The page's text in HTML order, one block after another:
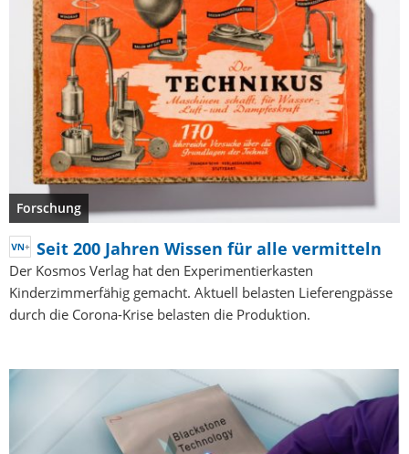
Forschung
Seit 200 Jahren Wissen für alle vermitteln
Der Kosmos Verlag hat den Experimentierkasten
Kinderzimmerfähig gemacht. Aktuell belasten Lieferengpässe
durch die Corona-Krise belasten die Produktion.